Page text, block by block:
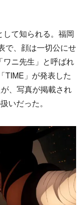
て知られる。福岡
で、顔は一切公にせ
ニ先生」と呼ばれ
TIME」が発表した
、写真が掲載され
いだった。